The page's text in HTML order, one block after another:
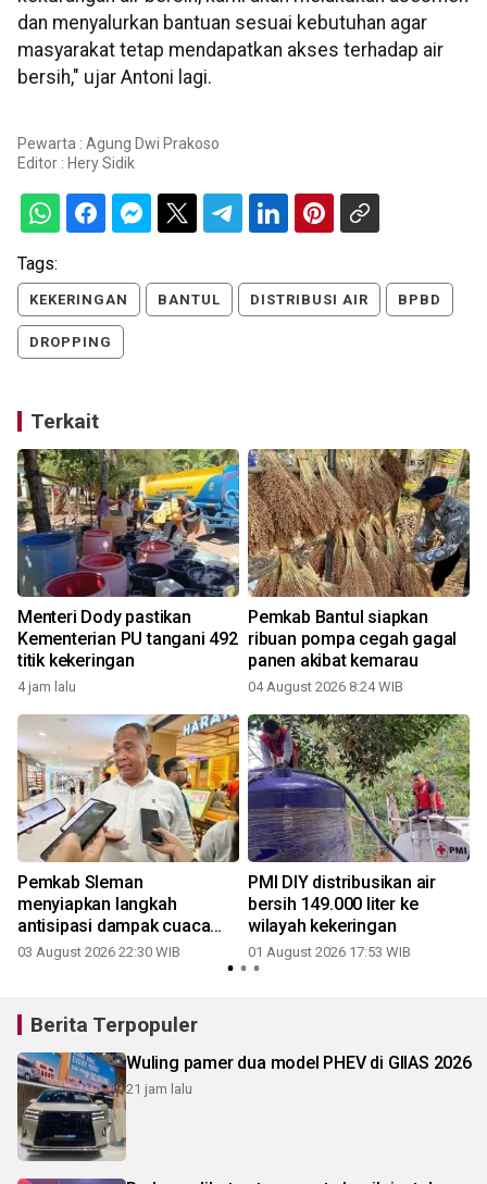
dan menyalurkan bantuan sesuai kebutuhan agar
masyarakat tetap mendapatkan akses terhadap air
bersih," ujar Antoni lagi.
Pewarta : Agung Dwi Prakoso
Editor : Hery Sidik
Tags:
KEKERINGAN BANTUL DISTRIBUSI AIR BPBD
DROPPING
Terkait
Menteri Dody pastikan
Kementerian PU tangani 492
titik kekeringan
4 jam lalu
Pemkab Bantul siapkan
ribuan pompa cegah gagal
panen akibat kemarau
04 August 2026 8:24 WIB
Pemkab Sleman
menyiapkan langkah
antisipasi dampak cuaca
ekstrem
03 August 2026 22:30 WIB
PMI DIY distribusikan air
bersih 149.000 liter ke
wilayah kekeringan
01 August 2026 17:53 WIB
Berita Terpopuler
Wuling pamer dua model PHEV di GIIAS 2026
21 jam lalu